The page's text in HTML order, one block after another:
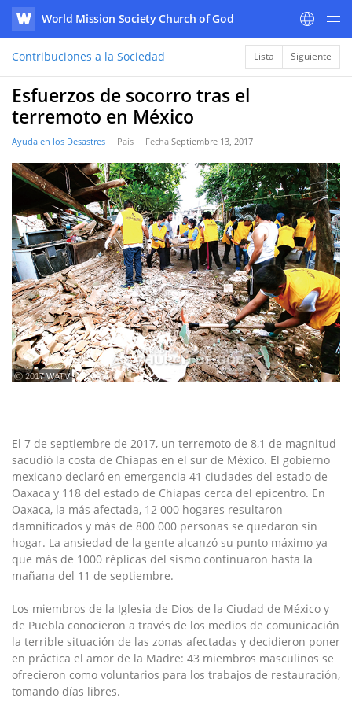
WATV
World Mission Society Church of God
Contribuciones a la Sociedad Lista Siguiente
Esfuerzos de socorro tras el
terremoto en México
Ayuda en los Desastres País Fecha Septiembre 13, 2017
ⓒ 2017 WATV
El 7 de septiembre de 2017, un terremoto de 8,1 de magnitud
sacudió la costa de Chiapas en el sur de México. El gobierno
mexicano declaró en emergencia 41 ciudades del estado de
Oaxaca y 118 del estado de Chiapas cerca del epicentro. En
Oaxaca, la más afectada, 12 000 hogares resultaron
damnificados y más de 800 000 personas se quedaron sin
hogar. La ansiedad de la gente alcanzó su punto máximo ya
que más de 1000 réplicas del sismo continuaron hasta la
mañana del 11 de septiembre.
Los miembros de la Iglesia de Dios de la Ciudad de México y
de Puebla conocieron a través de los medios de comunicación
la terrible situación de las zonas afectadas y decidieron poner
en práctica el amor de la Madre: 43 miembros masculinos se
ofrecieron como voluntarios para los trabajos de restauración,
tomando días libres.